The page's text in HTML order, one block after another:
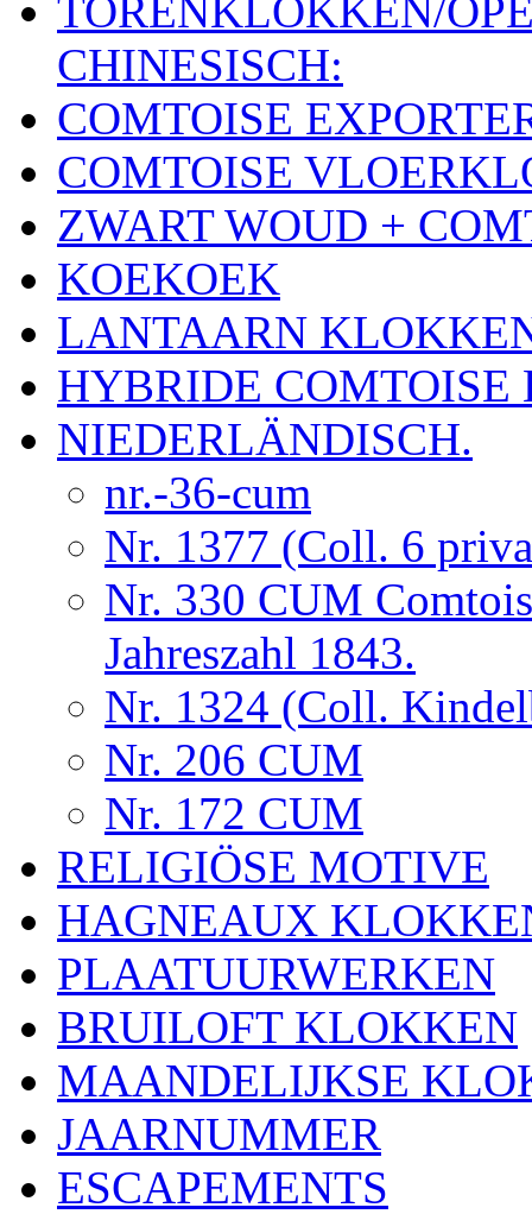
TORENKLOKKEN/
CHINESISCH:
COMTOISE
COMTOISE
ZWART WOUD +
KOEKOEK
LANTAARN
HYBRIDE
NIEDERLÄNDISCH.
nr.-36-cum
Nr. 1377 (Coll. 6
Nr. 330 CUM
Jahreszahl 1843.
Nr. 1324 (Coll.
Nr. 206 CUM
Nr. 172 CUM
RELIGIÖSE MOTIVE
HAGNEAUX
PLAATUURWERKEN
BRUILOFT KLOKKEN
MAANDELIJKSE
JAARNUMMER
ESCAPEMENTS